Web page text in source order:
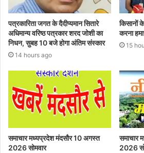
पत्रकारिता जगत के दैदीप्यमान सितारे
अधिमान्य वरिष्ठ पत्रकार शरद जोशी का
निधन, सुबह 10 बजे होगा अंतिम संस्कार
14 hours ago
किसानों
करना
15
समाचार मध्यप्रदेश मंदसौर 10 अगस्त
2026 सोमवार
समाचार
2026